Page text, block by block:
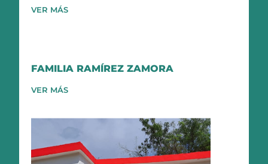
VER MÁS
FAMILIA RAMÍREZ ZAMORA
VER MÁS